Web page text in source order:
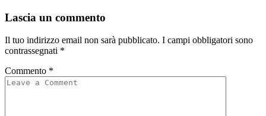
Lascia un commento
Il tuo indirizzo email non sarà pubblicato. I campi obbligatori sono
contrassegnati *
Commento *